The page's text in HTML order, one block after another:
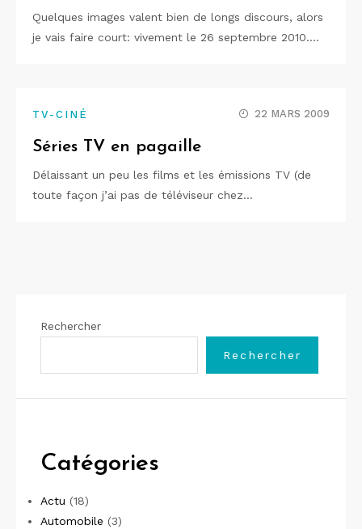
Quelques images valent bien de longs discours, alors
je vais faire court: vivement le 26 septembre 2010.…
TV-CINÉ 22 MARS 2009
Séries TV en pagaille
Délaissant un peu les films et les émissions TV (de
toute façon j’ai pas de téléviseur chez…
Rechercher
Rechercher
Catégories
Actu (18)
Automobile (3)